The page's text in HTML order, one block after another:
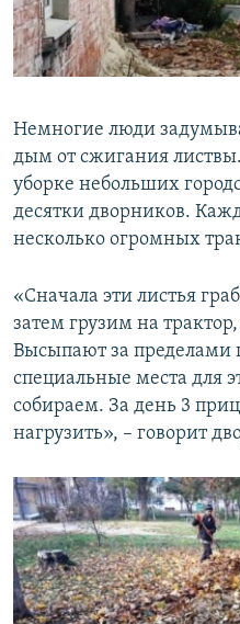
Немногие люди
дым от сжигания
уборке небольших
десятки дворников.
несколько огромных
«Сначала эти листья
затем грузим на
Высыпают за пределами
специальные места для
собираем. За день 3
нагрузить», – говорит